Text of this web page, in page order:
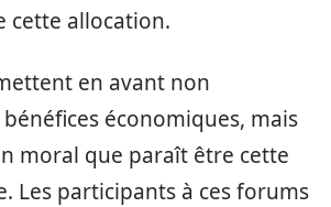
cette allocation.
en avant non
économiques, mais
moral que paraît être cette
Les participants à ces forums